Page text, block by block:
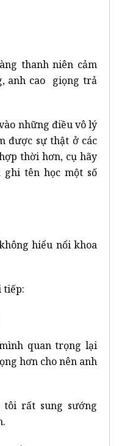
thanh niên cảm
anh cao giọng trả
những điều vô lý
được sự thật ở các
thời hơn, cụ hãy
ghi tên học một số
hiểu nổi khoa
tiếp:
quan trọng lại
hơn cho nên anh
rất sung sướng